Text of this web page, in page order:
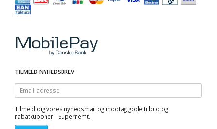
TILMELD NYHEDSBREV
Email-
adresse
Tilmeld dig vores nyhedsmail og modtag gode tilbud og
rabatkuponer - Supernemt.